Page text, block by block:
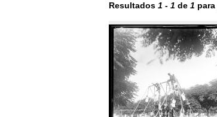
Resultados 1 - 1 de 1 para